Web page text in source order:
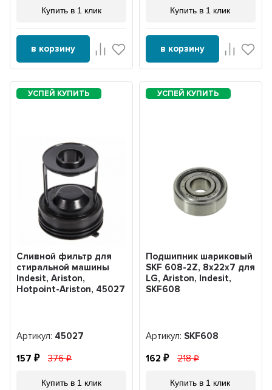
Купить в 1 клик
в корзину
Купить в 1 клик
в корзину
Сливной фильтр для
стиральной машины
Indesit, Ariston,
Hotpoint-Ariston, 45027
Артикул: 45027
157 376
Купить в 1 клик
Подшипник шариковый
SKF 608-2Z, 8х22х7 для
LG, Ariston, Indesit,
SKF608
Артикул: SKF608
162 218
Купить в 1 клик